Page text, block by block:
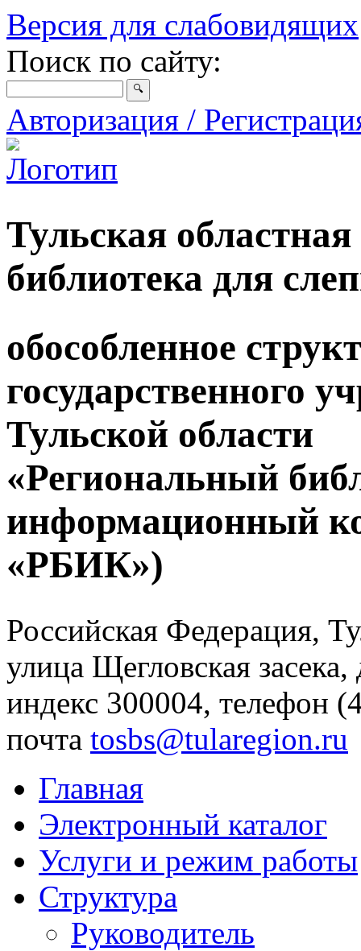
Версия для слабовидящих
Поиск по сайту:
Авторизация /
Тульская
библиотека для
обособленное
государственного
Тульской области
«Региональный
информационный
«РБИК»)
Российская Федерация,
улица Щегловская
индекс 300004, телефон
почта tosbs@tularegion.ru
Главная
Электронный каталог
Услуги и режим работы
Структура
Руководитель